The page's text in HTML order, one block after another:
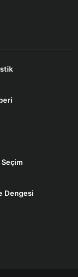
Dengesi